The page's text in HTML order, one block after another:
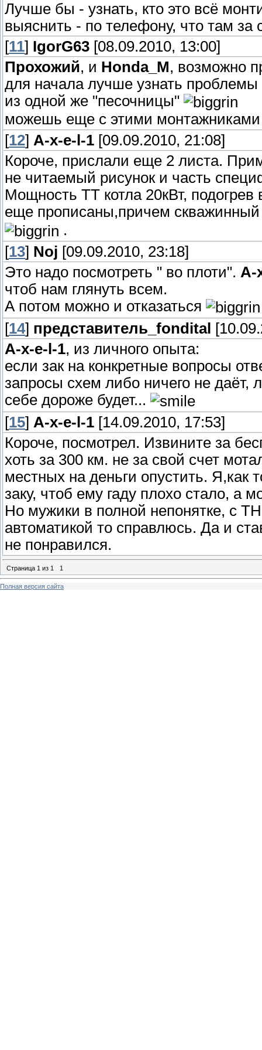
Лучше бы - узнать, кто это всё
выяснить - по телефону, что там за
[11] IgorG63 [08.09.2010, 13:00]
Прохожий, и Honda_M, возможно
для начала лучше узнать проблемы
из одной же "песочницы"
можешь еще с этими монтажниками
[12] A-x-e-l-1 [09.09.2010, 21:08]
Короче, прислали еще 2 листа.
не читаемый рисунок и часть
Мощность ТТ котла 20кВт,
еще прописаны,причем
.
[13] Noj [09.09.2010, 23:18]
Это надо посмотреть " во плоти". A-
чтоб нам глянуть всем.
А потом можно и отказаться
[14] представитель_fondital
A-x-e-l-1, из личного опыта:
если зак на конкретные вопросы
запросы схем либо ничего не
себе дороже будет...
[15] A-x-e-l-1 [14.09.2010, 17:53]
Короче, посмотрел. Извините за
хоть за 300 км. не за свой счет
местных на деньги опустить. Я,как
заку, чтоб ему гаду плохо стало, а
Но мужики в полной непонятке, с
автоматикой то справлюсь. Да и
не понравился.
Страница 1 из 1 1
Полная версия сайта